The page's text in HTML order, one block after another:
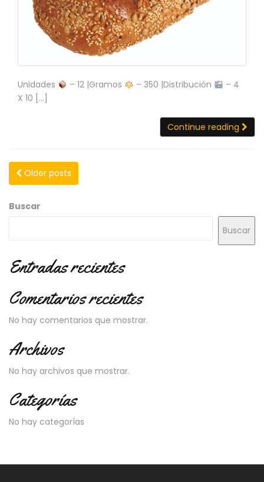
Unidades – 12 |Gramos – 350 |Distribución
– 4
X 10 […]
Continue reading
Older posts
Buscar
Buscar
Entradas recientes
Comentarios recientes
No hay comentarios que mostrar.
Archivos
No hay archivos que mostrar.
Categorías
No hay categorías